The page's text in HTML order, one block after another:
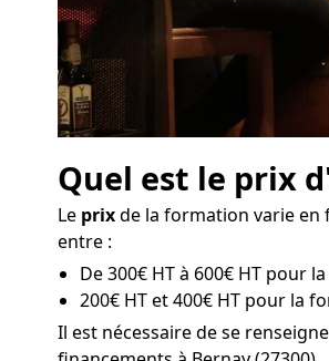
Quel est le prix
Le prixde la formation varie en
entre :
De 300€ HT à 600€ HT pour
200€ HT et 400€ HT pour la
Il est nécessaire de se